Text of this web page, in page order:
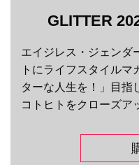
GLITTER
エイジレス・ジェンダ
トにライフスタイルマ
ターな人生を！」目指
コトヒトをクローズア